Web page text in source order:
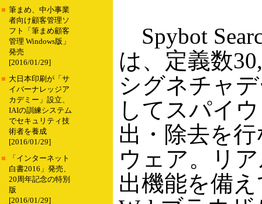
■ 筆まめ、中小事業
者向け顧客管理ソ
フト「筆まめ顧客
管理 Windows版」
発売
[2016/01/29]
■ 大日本印刷が「サ
イバーナレッジア
カデミー」設立、
IAIの訓練システム
でセキュリティ技
術者を養成
[2016/01/29]
■
「インターネット
白書2016」発売、
20周年記念の特別
版
[2016/01/29]
Spybot
は、定義数
シグネチャ
してスパイ
出・除去を
ウェア。リ
出機能を備